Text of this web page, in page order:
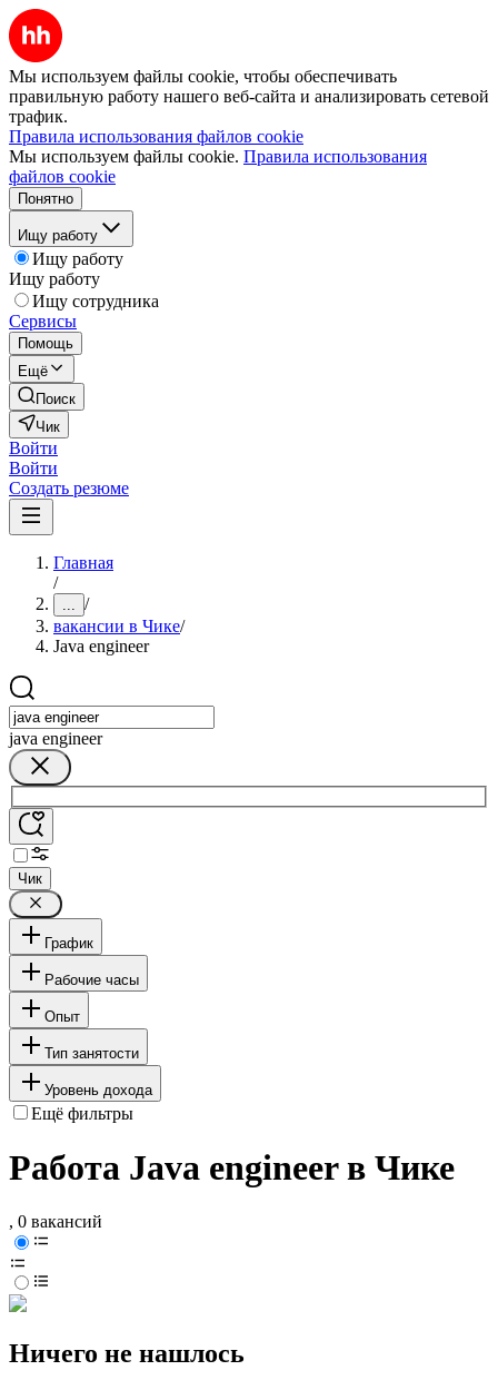
Мы используем файлы cookie, чтобы обеспечивать
правильную работу нашего веб-сайта и анализировать сетевой
трафик.
Правила использования файлов cookie
Мы используем файлы cookie. Правила использования
файлов cookie
Понятно
Ищу работу
Ищу работу
Ищу работу
Ищу сотрудника
Сервисы
Помощь
Ещё
Поиск
Чик
Войти
Войти
Создать резюме
Главная
/
... /
вакансии в Чике/
Java engineer
java engineer
Чик
График
Рабочие часы
Опыт
Тип занятости
Уровень дохода
Ещё фильтры
Работа Java engineer в Чике
, 0 вакансий
Ничего не нашлось